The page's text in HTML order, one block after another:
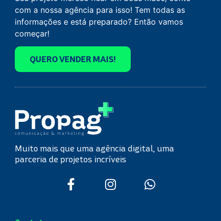
com a nossa agência para isso! Tem todas as
informações e está preparado? Então vamos
começar!
QUERO VENDER MAIS!
Muito mais que uma agência digital, uma
parceria de projetos incríveis